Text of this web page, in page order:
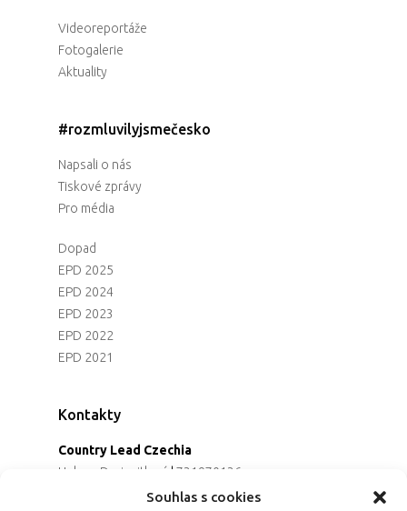
Souhlas s cookies
Videoreportáže
Fotogalerie
Aktuality
#rozmluvilyjsmečesko
Napsali o nás
Tiskové zprávy
Pro média
Dopad
EPD 2025
EPD 2024
EPD 2023
EPD 2022
EPD 2021
Kontakty
Country Lead Czechia
Helena Dreiseitlová | 731970136
Koordinátorka projektu